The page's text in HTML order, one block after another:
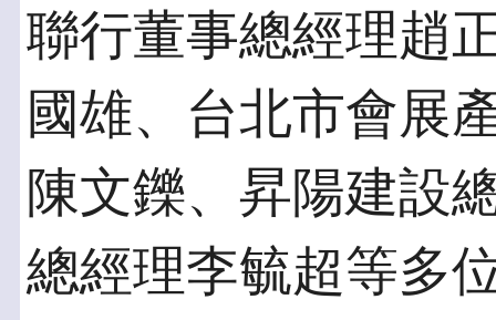
聯行董事總經理趙
國雄、台北市會展
陳文鑠、昇陽建設
總經理李毓超等多